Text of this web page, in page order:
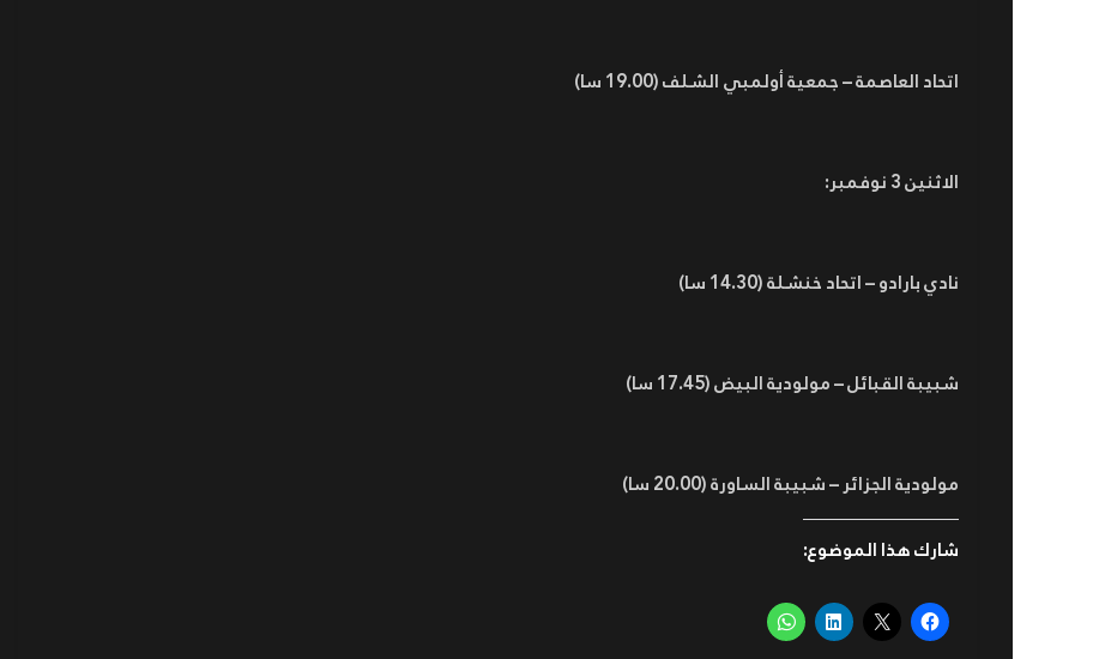
اتحاد العاصمة – جمعية أولمبي الشلف (19.00 سا)
الاثنين 3 نوفمبر:
نادي بارادو – اتحاد خنشلة (14.30 سا)
شبيبة القبائل – مولودية البيض (17.45 سا)
مولودية الجزائر – شبيبة الساورة (20.00 سا)
شارك هذا الموضوع: